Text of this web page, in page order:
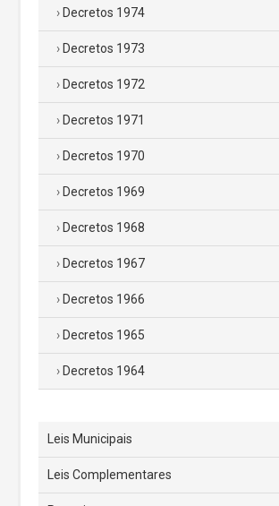
Decretos 1974
Decretos 1973
Decretos 1972
Decretos 1971
Decretos 1970
Decretos 1969
Decretos 1968
Decretos 1967
Decretos 1966
Decretos 1965
Decretos 1964
Leis Municipais
Leis Complementares